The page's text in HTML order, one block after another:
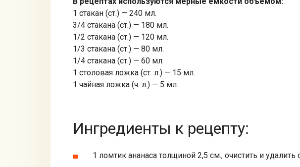
1 стакан (ст.) — 240 мл.
3/4 стакана (ст.) — 180 мл.
1/2 стакана (ст.) — 120 мл.
1/3 стакана (ст.) — 80 мл.
1/4 стакана (ст.) — 60 мл.
1 столовая ложка (ст. л.) — 15 мл.
1 чайная ложка (ч. л.) — 5 мл.
Ингредиенты к рецепту:
1 ломтик ананаса толщиной 2,5 см., очистить и удалить